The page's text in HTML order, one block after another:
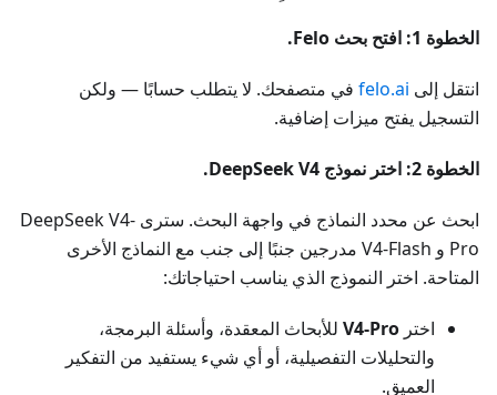
الخطوة 1: افتح بحث Felo.
انتقل إلى felo.ai في متصفحك. لا يتطلب حسابًا — ولكن
التسجيل يفتح ميزات إضافية.
الخطوة 2: اختر نموذج DeepSeek V4.
ابحث عن محدد النماذج في واجهة البحث. سترى DeepSeek V4-
Pro و V4-Flash مدرجين جنبًا إلى جنب مع النماذج الأخرى
المتاحة. اختر النموذج الذي يناسب احتياجاتك:
اختر V4-Pro للأبحاث المعقدة، وأسئلة البرمجة،
والتحليلات التفصيلية، أو أي شيء يستفيد من التفكير
العميق.